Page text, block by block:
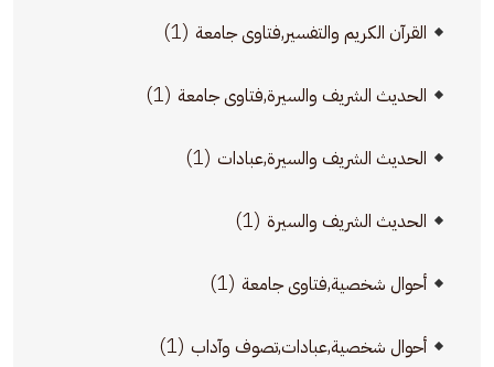
القرآن الكريم والتفسير,فتاوى جامعة (1)
الحديث الشريف والسيرة,فتاوى جامعة (1)
الحديث الشريف والسيرة,عبادات (1)
الحديث الشريف والسيرة (1)
أحوال شخصية,فتاوى جامعة (1)
أحوال شخصية,عبادات,تصوف وآداب (1)